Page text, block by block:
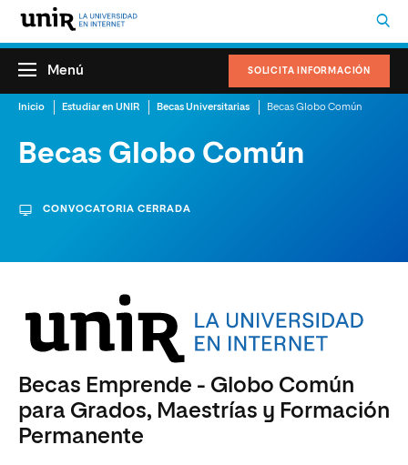
SOLICITA INFORMACIÓN
Menú
Inicio Estudiar en UNIR Becas Universitarias Becas Globo Común
Becas Globo Común
CONVOCATORIA CERRADA
Becas Emprende - Globo Común
para Grados, Maestrías y Formación
Permanente